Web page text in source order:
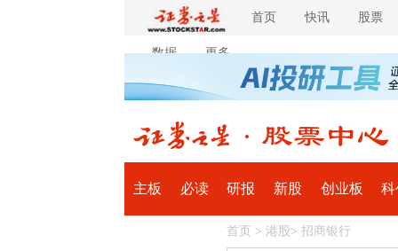
首页 快讯 股票
数据 更多
主板 必读 研报 新股 创业板
首页 >港股>招商银行